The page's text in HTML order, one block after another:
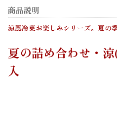
商品説明
涼風冷菓お楽しみシリーズ。夏の
夏の詰め合わせ・
入